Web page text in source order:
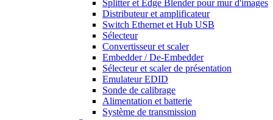
Splitter et Edge Blender pour mur d'images
Distributeur et amplificateur
Switch Ethernet et Hub USB
Sélecteur
Convertisseur et scaler
Embedder / De-Embedder
Sélecteur et scaler de présentation
Emulateur EDID
Sonde de calibrage
Alimentation et batterie
Système de transmission